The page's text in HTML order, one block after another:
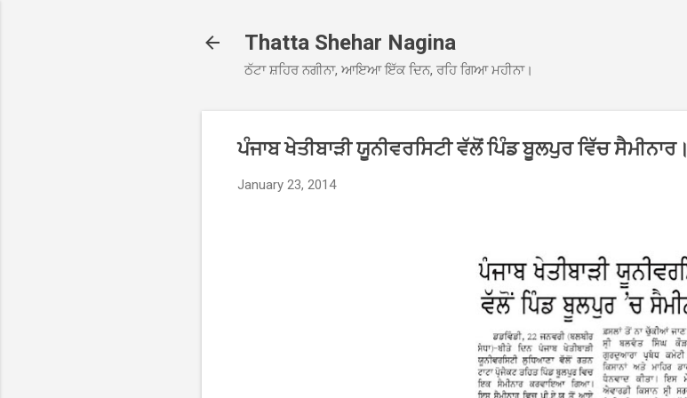
Thatta Shehar Nagina
ਠੱਟਾ ਸ਼ਹਿਰ ਨਗੀਨਾ, ਆਇਆ ਇੱਕ ਦਿਨ, ਰਹਿ ਗਿਆ ਮਹੀਨਾ।
ਪੰਜਾਬ ਖੇਤੀਬਾੜੀ ਯੂਨੀਵਰਸਿਟੀ ਵੱਲੋਂ ਪਿੰਡ ਬੂਲਪੁਰ ਵਿੱਚ ਸੈਮੀਨਾਰ।
January 23, 2014